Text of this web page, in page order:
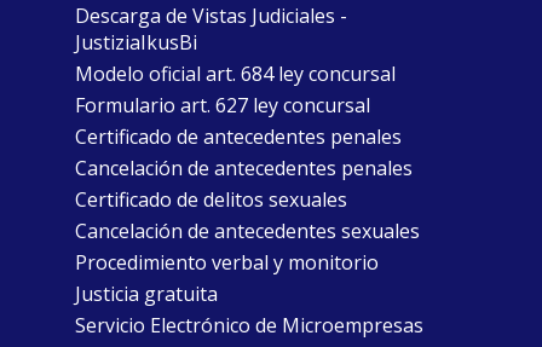
Descarga de Vistas Judiciales -
JustiziaIkusBi
Modelo oficial art. 684 ley concursal
Formulario art. 627 ley concursal
Certificado de antecedentes penales
Cancelación de antecedentes penales
Certificado de delitos sexuales
Cancelación de antecedentes sexuales
Procedimiento verbal y monitorio
Justicia gratuita
Servicio Electrónico de Microempresas